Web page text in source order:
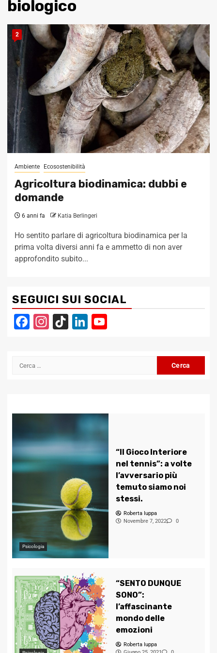
biologico
2
Ambiente Ecosostenibilità
Agricoltura biodinamica: dubbi e
domande
6 anni fa Katia Berlingeri
Ho sentito parlare di agricoltura biodinamica per la
prima volta diversi anni fa e ammetto di non aver
approfondito subito...
SEGUICI SUI SOCIAL
Facebook
Instagram
TikTokLinkedIn
Ricerca
Psicologia
“Il Gioco Interiore
nel tennis”: a volte
l’avversario più
temuto siamo noi
stessi.
Roberta Iuppa
Novembre 7, 2022
0
“SENTO DUNQUE
SONO”:
l’affascinante
mondo delle
emozioni
Roberta Iuppa